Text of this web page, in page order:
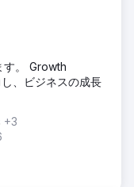
めに Google を活
作成し、Google 分
も厳しいローカル
の 1 つについて、
しました。GEO 固
ンツ、高度なスキ
リンク プロファ
リにビジネスを掲
す。 Growth
、ビジネスの成長
+3